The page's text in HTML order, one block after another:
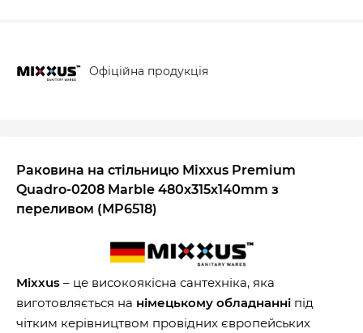
Офіційна продукція
Раковина на стільницю Mixxus Premium
Quadro-0208 Marble 480х315х140mm з
переливом (MP6518)
Mixxus – це високоякісна сантехніка, яка
виготовляється на німецькому обладнанні під
чітким керівництвом провідних європейських